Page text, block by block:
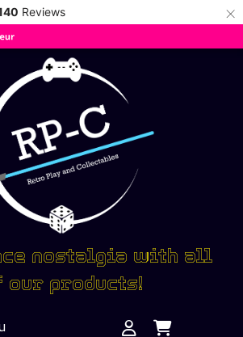
Reviews ×
nostalgia with all
our products!